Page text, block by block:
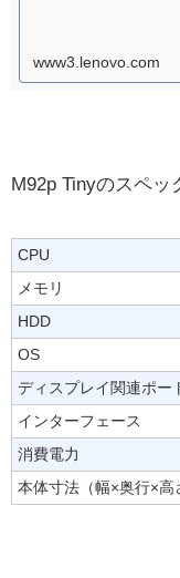
www3.lenovo.com
M92p Tinyのスペッ
CPU
メモリ
HDD
OS
ディスプレイ関連ポー
インターフェース
消費電力
本体寸法（幅×奥行×高